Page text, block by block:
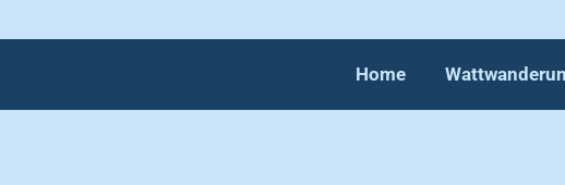
Home
Home